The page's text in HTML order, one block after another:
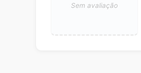
Sem avaliação